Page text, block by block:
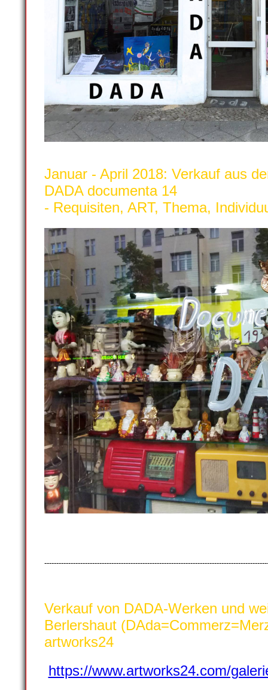
Januar - April 2018: Verkauf aus
DADA documenta 14
- Requisiten, ART, Thema,
Verkauf von DADA-Werken und
Berlershaut
artworks24
https://www.artworks24.com/